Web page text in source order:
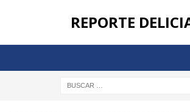
REPORTE